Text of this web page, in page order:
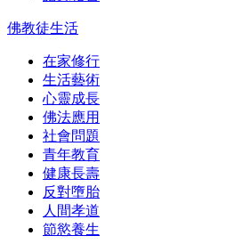
佛教徒生活
在家修行
生活藝術
心靈成長
佛法應用
社會問題
青年教育
健康長壽
反對墮胎
人間孝道
節慾養生